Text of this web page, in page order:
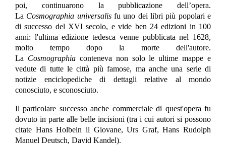
poi, continuarono la pubblicazione dell’opera.
La Cosmographia universalisfu uno dei libri più popolari e
di successo del XVI secolo, e vide ben 24 edizioni in 100
anni: l'ultima edizione tedesca venne pubblicata nel 1628,
molto tempo dopo la morte dell'autore.
La Cosmographia conteneva non solo le ultime mappe e
vedute di tutte le città più famose, ma anche una serie di
notizie enciclopediche di dettagli relative al mondo
conosciuto, e sconosciuto.
Il particolare successo anche commerciale di quest'opera fu
dovuto in parte alle belle incisioni (tra i cui autori si possono
citate Hans Holbein il Giovane, Urs Graf, Hans Rudolph
Manuel Deutsch, David Kandel).